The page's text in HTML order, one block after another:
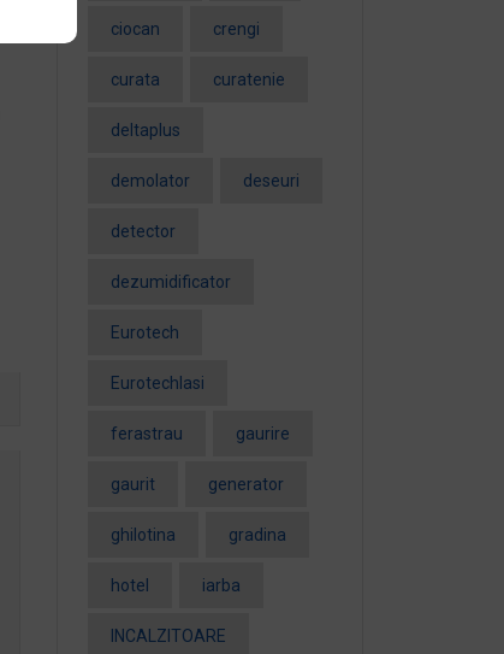
ciocan crengi
curata curatenie
deltaplus
demolator deseuri
detector
dezumidificator
Eurotech
EurotechIasi
ferastrau gaurire
gaurit generator
ghilotina gradina
hotel iarba
INCALZITOARE